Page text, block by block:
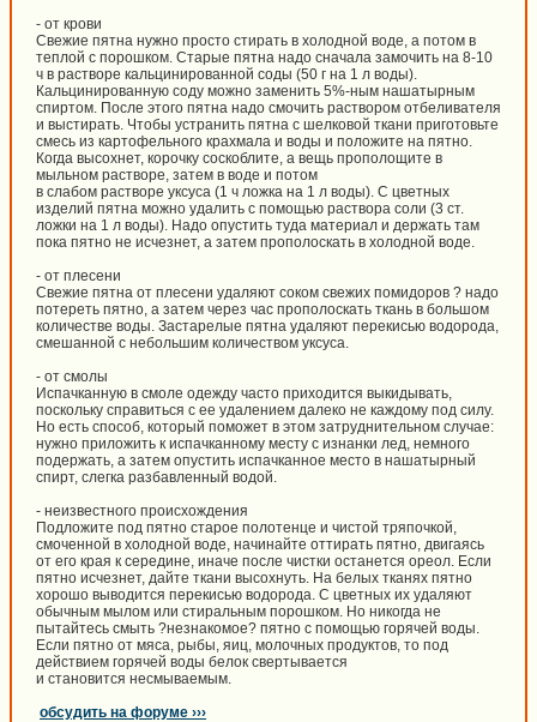
- от крови
Свежие пятна нужно просто стирать в холодной воде, а потом в
теплой с порошком. Старые пятна надо сначала замочить на 8-10
ч в растворе кальцинированной соды (50 г на 1 л воды).
Кальцинированную соду можно заменить 5%-ным нашатырным
спиртом. После этого пятна надо смочить раствором отбеливателя
и выстирать. Чтобы устранить пятна с шелковой ткани приготовьте
смесь из картофельного крахмала и воды и положите на пятно.
Когда высохнет, корочку соскоблите, а вещь прополощите в
мыльном растворе, затем в воде и потом
в слабом растворе уксуса (1 ч ложка на 1 л воды). С цветных
изделий пятна можно удалить с помощью раствора соли (3 ст.
ложки на 1 л воды). Надо опустить туда материал и держать там
пока пятно не исчезнет, а затем прополоскать в холодной воде.
- от плесени
Свежие пятна от плесени удаляют соком свежих помидоров ? надо
потереть пятно, а затем через час прополоскать ткань в большом
количестве воды. Застарелые пятна удаляют перекисью водорода,
смешанной с небольшим количеством уксуса.
- от смолы
Испачканную в смоле одежду часто приходится выкидывать,
поскольку справиться с ее удалением далеко не каждому под силу.
Но есть способ, который поможет в этом затруднительном случае:
нужно приложить к испачканному месту с изнанки лед, немного
подержать, а затем опустить испачканное место в нашатырный
спирт, слегка разбавленный водой.
- неизвестного происхождения
Подложите под пятно старое полотенце и чистой тряпочкой,
смоченной в холодной воде, начинайте оттирать пятно, двигаясь
от его края к середине, иначе после чистки останется ореол. Если
пятно исчезнет, дайте ткани высохнуть. На белых тканях пятно
хорошо выводится перекисью водорода. С цветных их удаляют
обычным мылом или стиральным порошком. Но никогда не
пытайтесь смыть ?незнакомое? пятно с помощью горячей воды.
Если пятно от мяса, рыбы, яиц, молочных продуктов, то под
действием горячей воды белок свертывается
и становится несмываемым.
обсудить на форуме ›››